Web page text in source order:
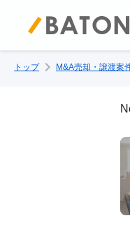
トップ M&A売却・譲渡案